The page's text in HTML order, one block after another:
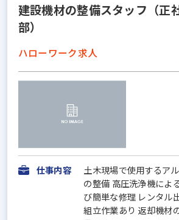
建設機材の整備スタッフ（正
部）
ハローワーク求人
仕事内容
土木現場で使用するア
の整備 高圧洗浄機によ
び簡単な修理 レンタル
組立作業あり 返却機材